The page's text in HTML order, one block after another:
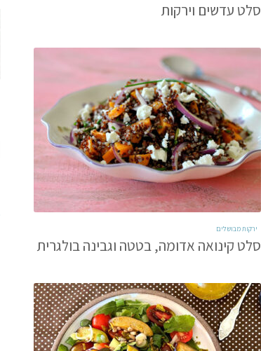
סלט עדשים וירקות
ירקות מבושלים
סלט קינואה אדומה, בטטה וגבינה בולגרית